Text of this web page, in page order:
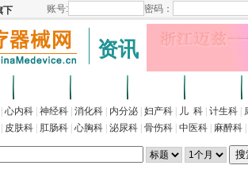
资讯
心内科 神经科 消化科 内分泌 妇产科 儿 科 计生科
皮肤科 肛肠科 心胸科 泌尿科 骨伤科 中医科 麻醉科